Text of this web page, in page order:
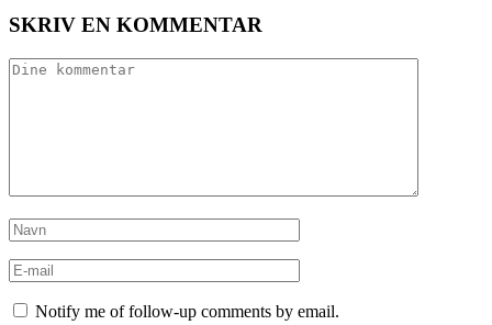
SKRIV EN KOMMENTAR
Notify me of follow-up comments by email.